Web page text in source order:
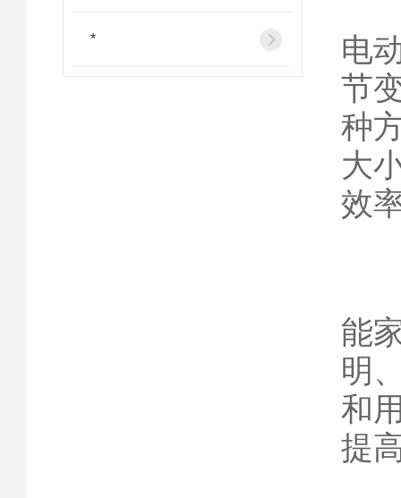
*
电
节
种
大
效
能
明
和
提